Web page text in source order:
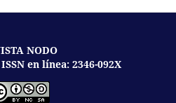
NODO
en línea: 2346-092X